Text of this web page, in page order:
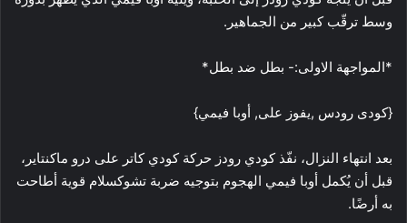
وسط ترقّب كبير من الجماهير.
*المواجهة الاولى:- بطل ضد بطل*
{كودى رودس ,يفوز على, أوبا فيمي}
بعد انتهاء النزال، نفّذ كودي رودز حركة كودي كاتر على درو ماكنتاير،
قبل أن يُكمل أوبا فيمي الهجوم بتوجيه ضربة تشوكسلام قوية أطاحت
به أرضًا.